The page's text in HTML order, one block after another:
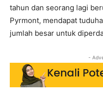
tahun dan seorang lagi
Pyrmont, mendapat
jumlah besar untuk
-